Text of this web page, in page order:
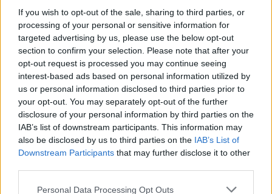
If you wish to opt-out of the sale, sharing to third parties, or
processing of your personal or sensitive information for
targeted advertising by us, please use the below opt-out
section to confirm your selection. Please note that after your
opt-out request is processed you may continue seeing
interest-based ads based on personal information utilized by
us or personal information disclosed to third parties prior to
your opt-out. You may separately opt-out of the further
disclosure of your personal information by third parties on the
IAB’s list of downstream participants. This information may
also be disclosed by us to third parties on the IAB’s List of
Downstream Participants that may further disclose it to other
Personal Data Processing Opt Outs
Latest Posts
Όμιλος Σαρακάκη: Παραχώρησε το νέο Maxus T60 Max
στην ΕΠΟΜΕΑ Βιλίων
6 Αυγούστου 2026
Ν. Χαρδαλιάς: «Με το Παρατηρητήριο Έργων η
Περιφέρεια αποκτά ένα πρωτοποριακό ψηφιακό
εργαλείο λογοδοσίας»